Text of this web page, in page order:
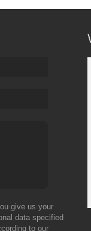
give us your
data specified
to our